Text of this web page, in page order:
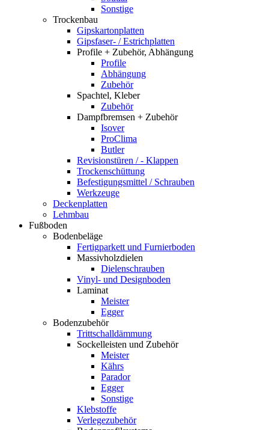
Sonstige
Trockenbau
Gipskartonplatten
Gipsfaser- / Estrichplatten
Profile + Zubehör, Abhängung
Profile
Abhängung
Zubehör
Spachtel, Kleber
Zubehör
Dampfbremsen + Zubehör
Isover
ProClima
Butler
Revisionstüren / - Klappen
Trockenschüttung
Befestigungsmittel / Schrauben
Werkzeuge
Deckenplatten
Lehmbau
Fußboden
Bodenbeläge
Fertigparkett und Furnierboden
Massivholzdielen
Dielenschrauben
Vinyl- und Designboden
Laminat
Meister
Egger
Bodenzubehör
Trittschalldämmung
Sockelleisten und Zubehör
Meister
Kährs
Parador
Egger
Sonstige
Klebstoffe
Verlegezubehör